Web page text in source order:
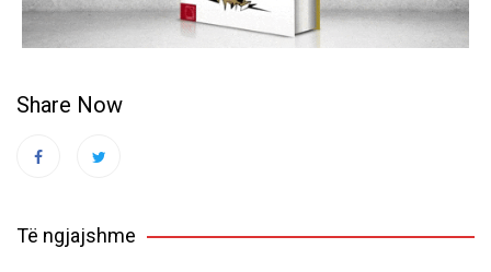
Share Now
Të ngjajshme